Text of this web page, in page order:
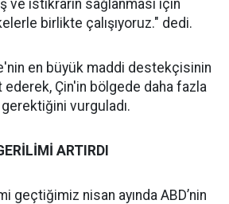
ve istikrarın sağlanması için
birlikte çalışıyoruz." dedi.
en büyük maddi destekçisinin
ederek, Çin'in bölgede daha fazla
vurguladı.
ARTIRDI
geçtiğimiz nisan ayında ABD’nin